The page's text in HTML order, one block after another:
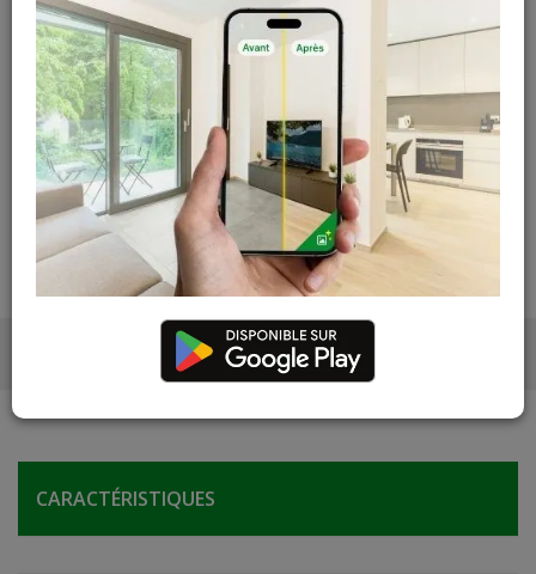
Cuesmes
Contactez Diffusion Menuiserie pour obtenir le temps de
réapprovisionnement pour ce produit
Les teintes, nuances et veinages des photos peuvent
varier par rapport au produit réel
CARACTÉRISTIQUES